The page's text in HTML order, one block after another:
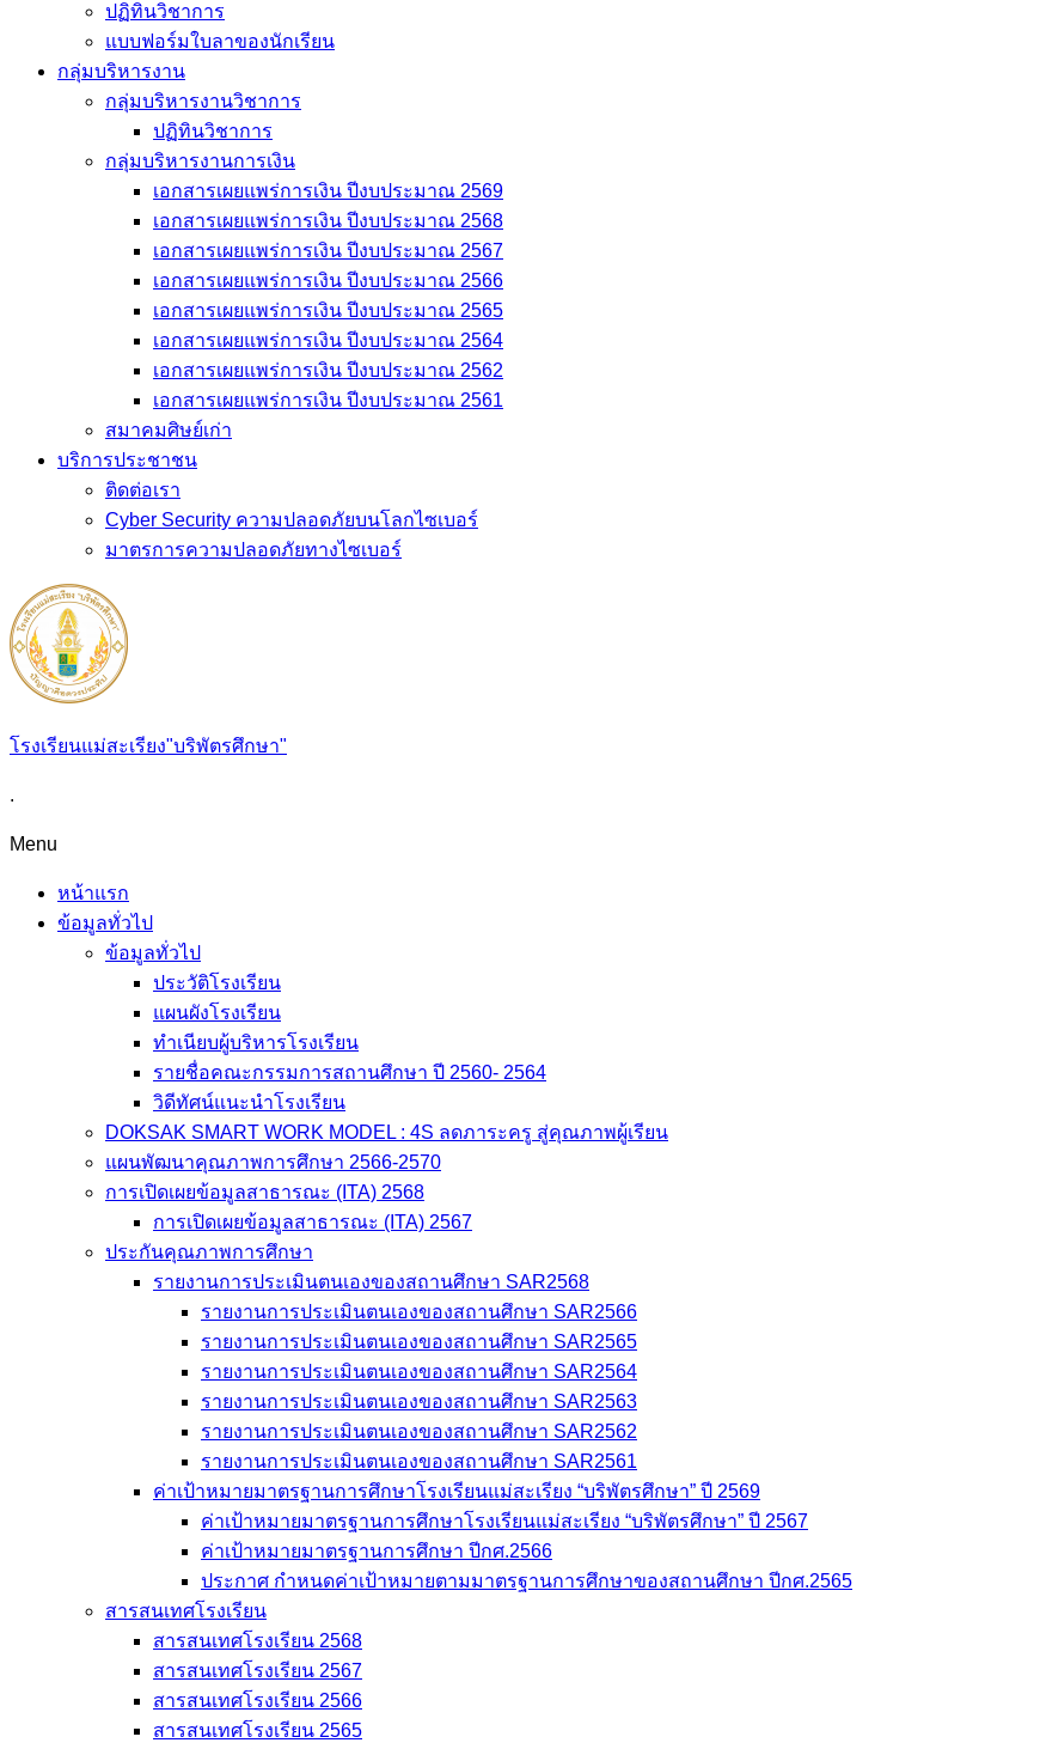
ปฏิทินวิชาการ
แบบฟอร์มใบลาของนักเรียน
กลุ่มบริหารงาน
กลุ่มบริหารงานวิชาการ
ปฏิทินวิชาการ
กลุ่มบริหารงานการเงิน
เอกสารเผยแพร่การเงิน ปีงบประมาณ 2569
เอกสารเผยแพร่การเงิน ปีงบประมาณ 2568
เอกสารเผยแพร่การเงิน ปีงบประมาณ 2567
เอกสารเผยแพร่การเงิน ปีงบประมาณ 2566
เอกสารเผยแพร่การเงิน ปีงบประมาณ 2565
เอกสารเผยแพร่การเงิน ปีงบประมาณ 2564
เอกสารเผยแพร่การเงิน ปีงบประมาณ 2562
เอกสารเผยแพร่การเงิน ปีงบประมาณ 2561
สมาคมศิษย์เก่า
บริการประชาชน
ติดต่อเรา
Cyber Security ความปลอดภัยบนโลกไซเบอร์
มาตรการความปลอดภัยทางไซเบอร์
โรงเรียนแม่สะเรียง"บริพัตรศึกษา"
.
Menu
หน้าแรก
ข้อมูลทั่วไป
ข้อมูลทั่วไป
ประวัติโรงเรียน
แผนผังโรงเรียน
ทำเนียบผู้บริหารโรงเรียน
รายชื่อคณะกรรมการสถานศึกษา ปี 2560- 2564
วิดีทัศน์แนะนำโรงเรียน
DOKSAK SMART WORK MODEL : 4S ลดภาระครู สู่คุณภาพผู้เรียน
แผนพัฒนาคุณภาพการศึกษา 2566-2570
การเปิดเผยข้อมูลสาธารณะ (ITA) 2568
การเปิดเผยข้อมูลสาธารณะ (ITA) 2567
ประกันคุณภาพการศึกษา
รายงานการประเมินตนเองของสถานศึกษา SAR2568
รายงานการประเมินตนเองของสถานศึกษา SAR2566
รายงานการประเมินตนเองของสถานศึกษา SAR2565
รายงานการประเมินตนเองของสถานศึกษา SAR2564
รายงานการประเมินตนเองของสถานศึกษา SAR2563
รายงานการประเมินตนเองของสถานศึกษา SAR2562
รายงานการประเมินตนเองของสถานศึกษา SAR2561
ค่าเป้าหมายมาตรฐานการศึกษาโรงเรียนแม่สะเรียง “บริพัตรศึกษา” ปี 2569
ค่าเป้าหมายมาตรฐานการศึกษาโรงเรียนแม่สะเรียง “บริพัตรศึกษา” ปี 2567
ค่าเป้าหมายมาตรฐานการศึกษา ปีกศ.2566
ประกาศ กำหนดค่าเป้าหมายตามมาตรฐานการศึกษาของสถานศึกษา ปีกศ.2565
สารสนเทศโรงเรียน
สารสนเทศโรงเรียน 2568
สารสนเทศโรงเรียน 2567
สารสนเทศโรงเรียน 2566
สารสนเทศโรงเรียน 2565